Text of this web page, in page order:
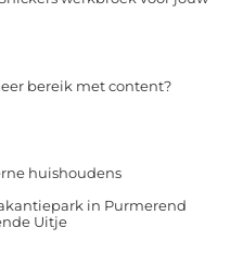
bereik met content?
huishoudens
in Purmerend
Uitje